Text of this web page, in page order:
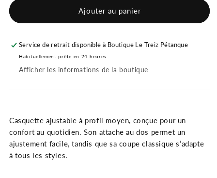
Le
ajustable
Le
Ajouter au panier
Service de retrait disponible à Boutique Le Treiz Pétanque
Habituellement prête en 24 heures
Afficher les informations de la boutique
Casquette ajustable à profil moyen, conçue pour un
confort au quotidien. Son attache au dos permet un
ajustement facile, tandis que sa coupe classique s’adapte
à tous les styles.